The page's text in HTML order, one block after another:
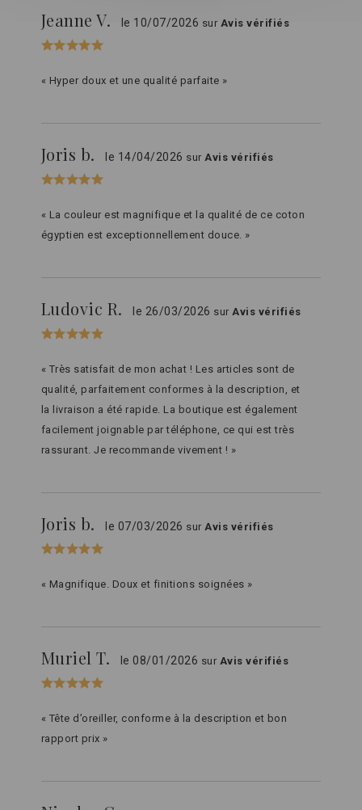
Jeanne V. le 10/07/2026 sur Avis vérifiés
« Hyper doux et une qualité parfaite »
Joris b. le 14/04/2026 surAvis vérifiés
« La couleur est magnifique et la qualité de ce coton
égyptien est exceptionnellement douce. »
Ludovic R. le 26/03/2026 surAvis vérifiés
« Très satisfait de mon achat ! Les articles sont de
qualité, parfaitement conformes à la description, et
la livraison a été rapide. La boutique est également
facilement joignable par téléphone, ce qui est très
rassurant. Je recommande vivement ! »
Joris b. le 07/03/2026 surAvis vérifiés
« Magnifique. Doux et finitions soignées »
Muriel T. le 08/01/2026 sur Avis vérifiés
« Tête d’oreiller, conforme à la description et bon
rapport prix »